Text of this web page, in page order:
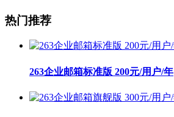
热门推荐
263企业邮箱标准版 200元/用户/年